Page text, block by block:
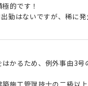
的です！
勤はないですが、稀に
はかるため、例外事由3号
施工管理技士の二級以